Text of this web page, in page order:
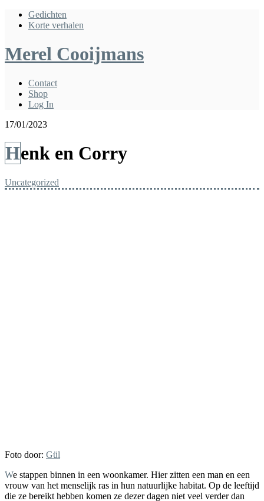
Gedichten
Korte verhalen
Merel Cooijmans
Contact
Shop
Log In
17/01/2023
Henk en Corry
Uncategorized
Foto door: Gül
We stappen binnen in een woonkamer. Hier zitten een man en een
vrouw van het menselijk ras in hun natuurlijke habitat. Op de leeftijd
die ze bereikt hebben komen ze dezer dagen niet veel verder dan